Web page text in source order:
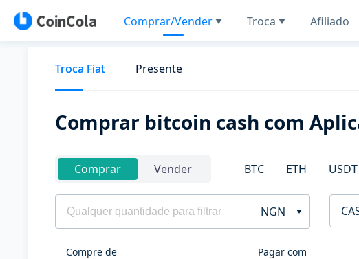
Comprar/Vender Troca Afiliado
Troca Fiat Presente
Comprar bitcoin cash com
Comprar Vender BTC ETH USDT
NGN
Compre de Pagar com